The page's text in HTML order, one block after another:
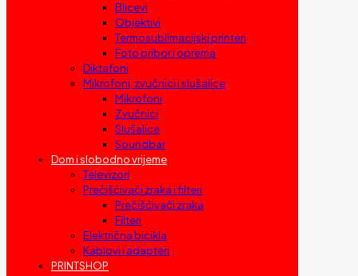
Blicevi
Objektivi
Termosublimacijski printeri
Foto pribor i oprema
Diktafoni
Mikrofoni, zvučnici i slušalice
Mikrofoni
Zvučnici
Slušalice
Soundbar
Dom i slobodno vrijeme
Televizori
Prečišćivači zraka i filteri
Prečišćivači zraka
Filteri
Električna bicikla
Kablovi i adapteri
PRINTSHOP